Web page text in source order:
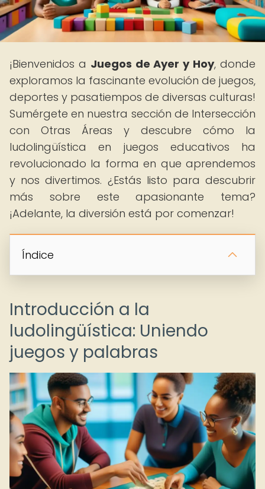
¡Bienvenidos a Juegos de Ayer y Hoy, donde
exploramos la fascinante evolución de juegos,
deportes y pasatiempos de diversas culturas!
Sumérgete en nuestra sección de Intersección
con Otras Áreas y descubre cómo la
ludolingüística en juegos educativos ha
revolucionado la forma en que aprendemos
y nos divertimos. ¿Estás listo para descubrir
más sobre este apasionante tema?
¡Adelante, la diversión está por comenzar!
Índice
Introducción a la
ludolingüística: Uniendo
juegos y palabras